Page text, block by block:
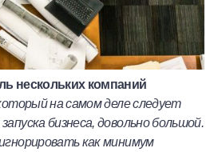
нескольких компаний
на самом деле следует
бизнеса, довольно большой.
как минимум